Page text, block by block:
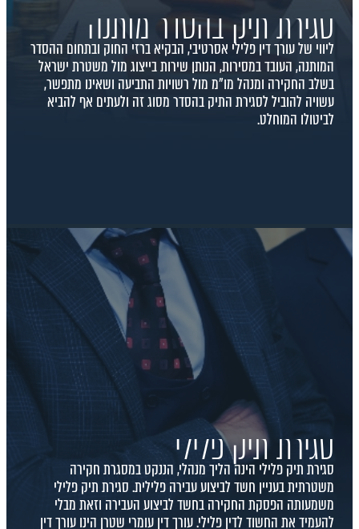
סגירת תיק בהסדר מותנה
ליווי של עורך דין פלילי אסרטיבי, הבקיא ברזי החוק ובתחום ההסדר
המותנה, העובד במסירות, הנותן שירות בייצוג מול משטרת ישראל
בשלב החקירה ומנהל מו"מ מול רשויות התביעה ושאינו מתפשר,
עשויה להוביל לסגירת התיק בהסדר מסוג זה ולעתים אף להביא
לביטולו המוחלט.
סגירת תיק פלילי
סגירת תיק פלילי הינה הליך מנהלי, הננקט במסגרת חקירה
משטרתית בעניין חשד לביצוע עבירה פלילית. סגירת תיק פלילי
משמעותה הפסקת החקירה בחשד לביצוע העבירה וזאת מבלי
להעמיד את החשוד לדין פלילי. עורך דין עומרי שטרן הינו עורך דין